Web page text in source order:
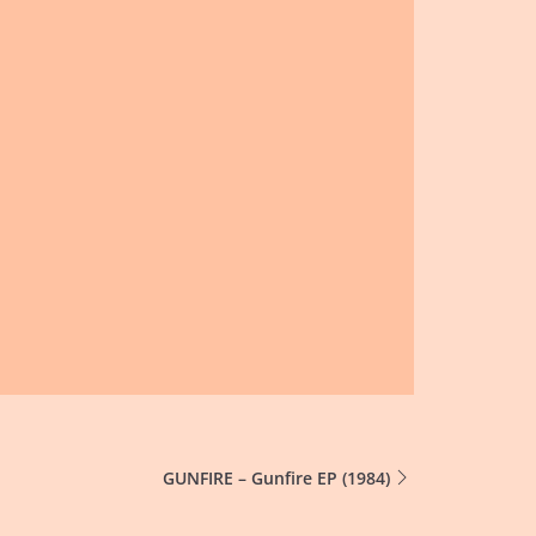
GUNFIRE – Gunfire EP (1984)